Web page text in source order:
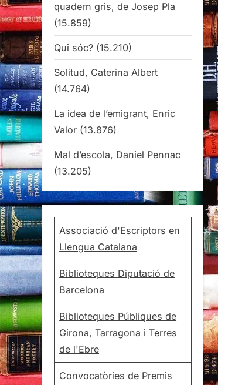
quadern gris, de Josep Pla
(15.859)
Qui sóc? (15.210)
Solitud, Caterina Albert
(14.764)
La idea de l’emigrant, Enric
Valor (13.876)
Mal d’escola, Daniel Pennac
(13.205)
Associació d'Escriptors en
Llengua Catalana
Biblioteques Diputació de
Barcelona
Biblioteques Públiques de
Girona, Tarragona i Terres
de l'Ebre
Convocatòries de Premis